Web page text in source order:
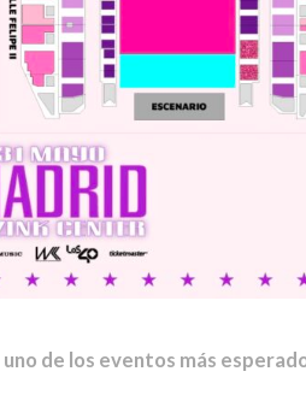
uno de los eventos más